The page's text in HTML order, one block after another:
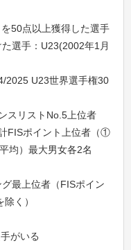
50点以上獲得した選手
選手：U23(2002年1月
U23世界選手権30
リストNo.5上位者
FISポイント上位者（①
均）最大男女各2名
最上位者（FISポイン
く）
がいる